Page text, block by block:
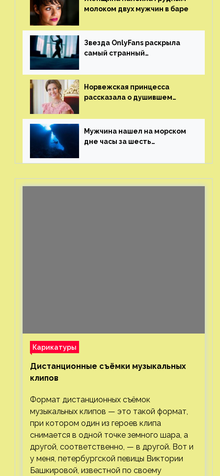
молоком двух мужчин в баре
Звезда OnlyFans раскрыла
самый странный
от фаната
Норвежская принцесса
рассказала о душившем
генерала
Мужчина нашел на морском
дне часы за шесть
с помощью пластиковых
Карикатуры
Дистанционные съёмки музыкальных
клипов⁠⁠
Формат дистанционных съёмок
музыкальных клипов — это такой формат,
при котором один из героев клипа
снимается в одной точке земного шара, а
другой, соответственно, — в другой. Вот и
у меня, петербургской певицы Виктории
Башкировой, известной по своему